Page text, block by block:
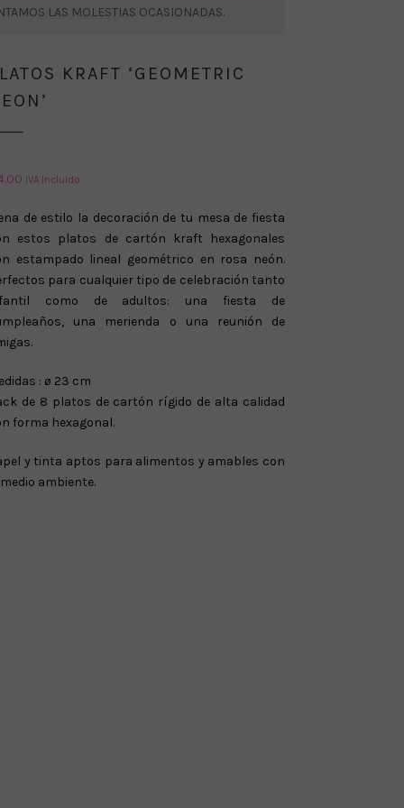
LAS MOLESTIAS OCASIONADAS.
KRAFT ‘GEOMETRIC
IVA Incluido
de estilo la decoración de tu mesa de fiesta
estos platos de cartón kraft hexagonales
estampado lineal geométrico en rosa neón.
para cualquier tipo de celebración tanto
como de adultos: una fiesta de
una merienda o una reunión de
: ø 23 cm
de 8 platos de cartón rígido de alta calidad
forma hexagonal.
y tinta aptos para alimentos y amables con
ambiente.